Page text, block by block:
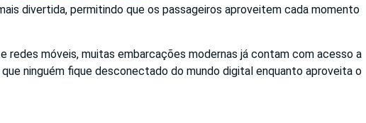
divertida, permitindo que os passageiros aproveitem cada momento
redes móveis, muitas embarcações modernas já contam com acesso a
ninguém fique desconectado do mundo digital enquanto aproveita o